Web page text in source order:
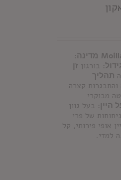
מדינה:
בורגון זן
תהליך
והתבגרות קצרה
מבוקרי
היין: בעל גוון
של פרי
אופי פירותי, קל
למדי.